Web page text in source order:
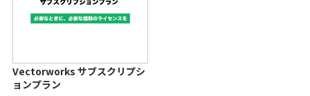
Vectorworks サブスクリプシ
ョンプラン